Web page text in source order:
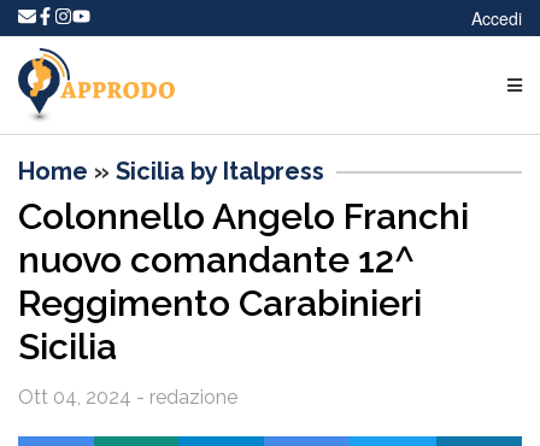
Accedi
Home » Sicilia by Italpress
Colonnello Angelo Franchi
nuovo comandante 12^
Reggimento Carabinieri
Sicilia
Ott 04, 2024 - redazione